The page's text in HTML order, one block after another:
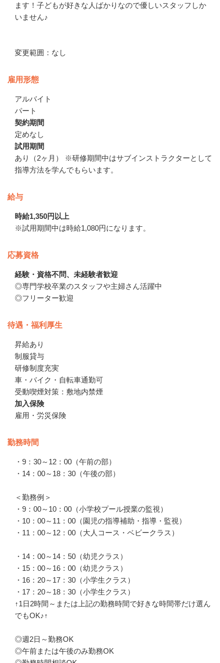
ます！子どもが好きな人ばかりなので優しいスタッフしか
いません♪
変更範囲：なし
雇用形態
アルバイト
パート
契約期間
定めなし
試用期間
あり（2ヶ月） ※研修期間中はサブインストラクターとして
指導方法を学んでもらいます。
給与
時給1,350円以上
※試用期間中は時給1,080円になります。
応募資格
経験・資格不問、未経験者歓迎
◎専門学校卒業のスタッフや主婦さん活躍中
◎フリーター歓迎
待遇・福利厚生
昇給あり
制服貸与
研修制度充実
車・バイク・自転車通勤可
受動喫煙対策：敷地内禁煙
加入保険
雇用・労災保険
勤務時間
・9：30～12：00（午前の部）
・14：00～18：30（午後の部）
＜勤務例＞
・9：00～10：00（小学校プール授業の監視）
・10：00～11：00（園児の指導補助・指導・監視）
・11：00～12：00（大人コース・ベビークラス）
・14：00～14：50（幼児クラス）
・15：00～16：00（幼児クラス）
・16：20～17：30（小学生クラス）
・17：20～18：30（小学生クラス）
↑1日2時間～または上記の勤務時間で好きな時間帯だけ選ん
でもOK♪↑
◎週2日～勤務OK
◎午前または午後のみ勤務OK